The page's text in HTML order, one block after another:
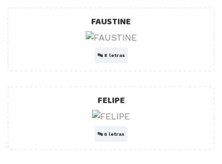
FAUSTINE
🔤 8 letras
FELIPE
🔤6 letras